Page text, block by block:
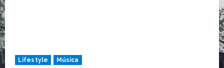
Lifestyle Música